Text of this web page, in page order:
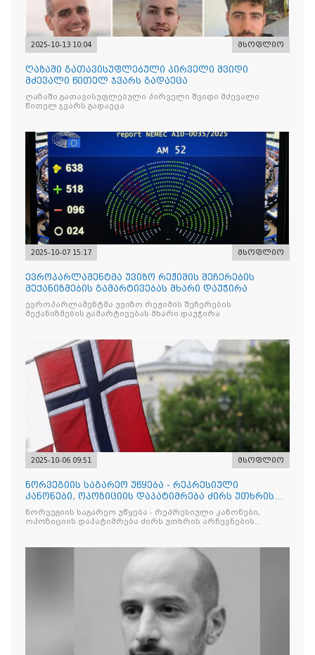
2025-10-13 10:04 მსოფლიო
ღაზაში გათავისუფლებული პირველი შვიდი
მძევალი წითელ ჯვარს გადაეცა
ღაზაში გათავისუფლებული პირველი შვიდი მძევალი
წითელ ჯვარს გადაეცა
2025-10-07 15:17 მსოფლიო
ევროპარლამენტმა უვიზო რეჟიმის შეჩერების
მექანიზმების გამარტივებას მხარი დაუჭირა
ევროპარლამენტმა უვიზო რეჟიმის შეჩერების
მექანიზმების გამარტივებას მხარი დაუჭირა
2025-10-06 09:51 მსოფლიო
ნორვეგიის საგარეო უწყება - რეპრესიული
კანონები, ოპოზიციის დაპატიმრება ძირს უთხრის
არჩევნების ნდობას
ნორვეგიის საგარეო უწყება - რეპრესიული კანონები,
ოპოზიციის დაპატიმრება ძირს უთხრის არჩევნების